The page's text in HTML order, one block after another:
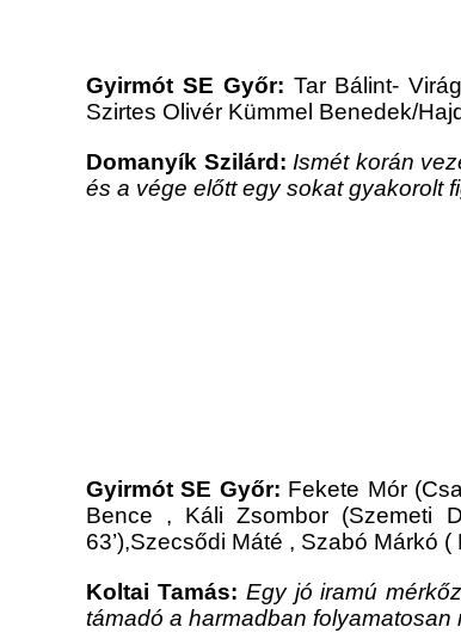
Gyirmót SE Győr: Tar Bálint-
Szirtes Olivér Kümmel Benedek/
Domanyík Szilárd:Ismét korán
és a vége előtt egy sokat gyakorolt
Gyirmót SE Győr: Fekete Mór
Bence , Káli Zsombor (Szemeti
63’),Szecsődi Máté , Szabó Márkó
Koltai Tamás: Egy jó iramú
támadó a harmadban